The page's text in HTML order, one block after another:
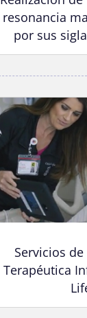
resonancia
por sus
Servicios
Terapéutica